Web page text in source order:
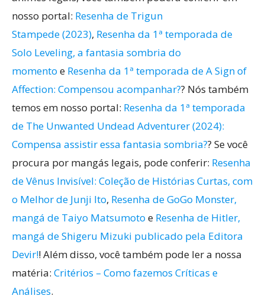
nosso portal: Resenha de Trigun
Stampede (2023), Resenha da 1ª temporada de
Solo Leveling, a fantasia sombria do
momento e Resenha da 1ª temporada de A Sign of
Affection: Compensou acompanhar?? Nós também
temos em nosso portal: Resenha da 1ª temporada
de The Unwanted Undead Adventurer (2024):
Compensa assistir essa fantasia sombria?? Se você
procura por mangás legais, pode conferir: Resenha
de Vênus Invisível: Coleção de Histórias Curtas, com
o Melhor de Junji Ito, Resenha de GoGo Monster,
mangá de Taiyo Matsumoto e Resenha de Hitler,
mangá de Shigeru Mizuki publicado pela Editora
Devir!! Além disso, você também pode ler a nossa
matéria: Critérios – Como fazemos Críticas e
Análises.